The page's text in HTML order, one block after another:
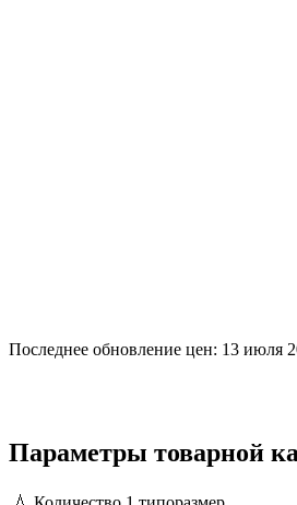
Последнее обновление цен: 13 июля
Параметры товарной